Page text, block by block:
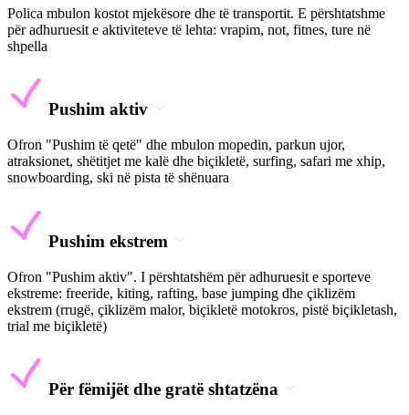
Polica mbulon kostot mjekësore dhe të transportit. E përshtatshme
për adhuruesit e aktiviteteve të lehta: vrapim, not, fitnes, ture në
shpella
Pushim aktiv
Ofron "Pushim të qetë" dhe mbulon mopedin, parkun ujor,
atraksionet, shëtitjet me kalë dhe biçikletë, surfing, safari me xhip,
snowboarding, ski në pista të shënuara
Pushim ekstrem
Ofron "Pushim aktiv". I përshtatshëm për adhuruesit e sporteve
ekstreme: freeride, kiting, rafting, base jumping dhe çiklizëm
ekstrem (rrugë, çiklizëm malor, biçikletë motokros, pistë biçikletash,
trial me biçikletë)
Për fëmijët dhe gratë shtatzëna